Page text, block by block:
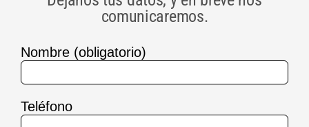
comunicaremos.
Nombre (obligatorio)
Teléfono